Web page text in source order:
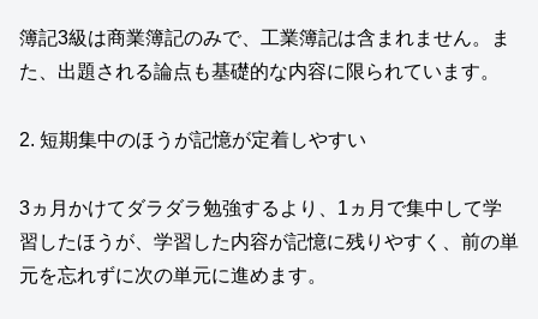
簿記3級は商業簿記のみで、工業簿記は含まれません。ま
た、出題される論点も基礎的な内容に限られています。
2. 短期集中のほうが記憶が定着しやすい
3ヵ月かけてダラダラ勉強するより、1ヵ月で集中して学
習したほうが、学習した内容が記憶に残りやすく、前の単
元を忘れずに次の単元に進めます。